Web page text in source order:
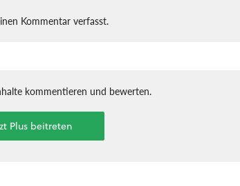
Kommentar verfasst.
kommentieren und bewerten.
Plus beitreten